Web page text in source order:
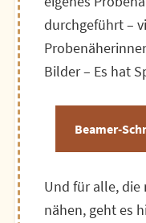
durchgeführt –
Bilder – Es hat
Beamer-
Und für alle,
nähen, geht es